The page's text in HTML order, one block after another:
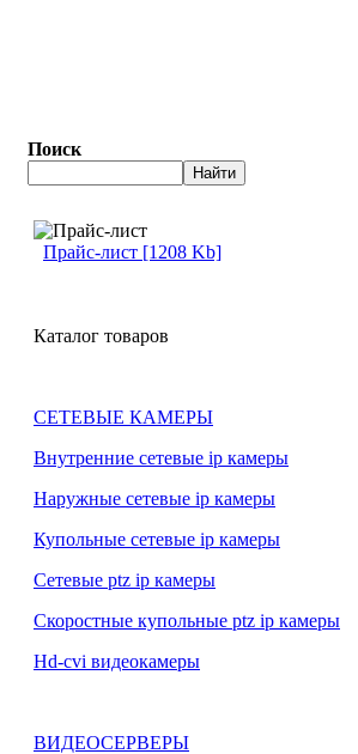
Поиск
Прайс-лист [1208 Kb]
Каталог товаров
СЕТЕВЫЕ КАМЕРЫ
Внутренние сетевые ip камеры
Наружные сетевые ip камеры
Купольные сетевые ip камеры
Сетевые ptz ip камеры
Скоростные купольные ptz ip камеры
Hd-cvi видеокамеры
ВИДЕОСЕРВЕРЫ